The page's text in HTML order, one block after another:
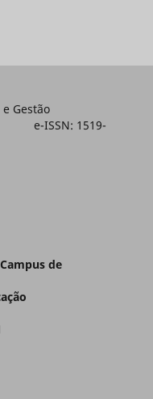
Gestão
e-ISSN: 1519-
de